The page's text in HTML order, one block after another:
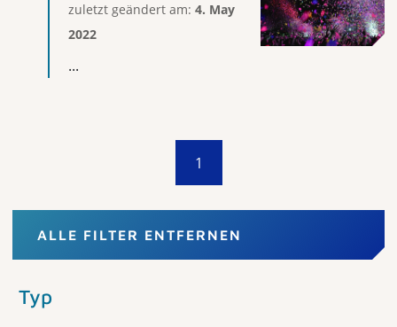
zuletzt geändert am: 4. May
2022
...
1
ALLE FILTER ENTFERNEN
Typ